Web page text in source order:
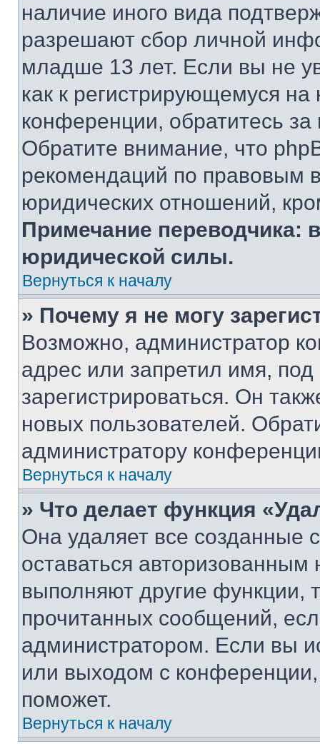
наличие иного вида
разрешают сбор личной
младше 13 лет. Если вы не
как к регистрирующемуся
конференции, обратитесь
Обратите внимание, что
рекомендаций по правовым
юридических отношений,
Примечание переводчика:
юридической силы.
Вернуться к началу
» Почему я не могу
Возможно, администратор
адрес или запретил имя,
зарегистрироваться. Он
новых пользователей.
администратору
Вернуться к началу
» Что делает функция
Она удаляет все созданные
оставаться
выполняют другие функции,
прочитанных сообщений,
администратором. Если вы
или выходом с
поможет.
Вернуться к началу